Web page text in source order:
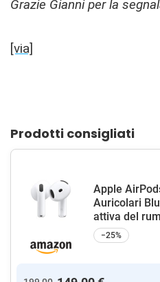
Grazie Gianni per la
[via]
Prodotti consigliati
Apple
Auricolari
attiva del
−25%